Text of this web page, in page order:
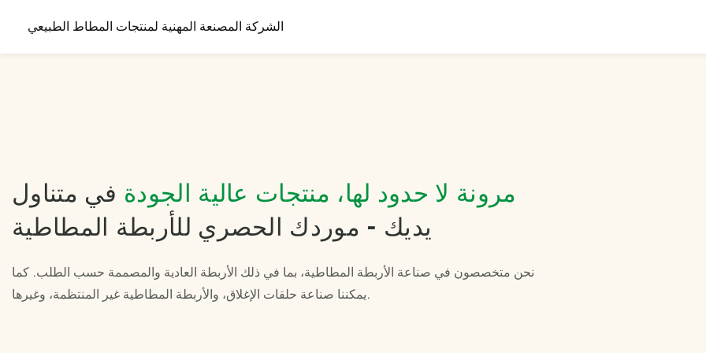
الشركة المصنعة المهنية لمنتجات المطاط الطبيعي
مرونة لا حدود لها، منتجات عالية الجودة في متناول
يديك - موردك الحصري للأربطة المطاطية
نحن متخصصون في صناعة الأربطة المطاطية، بما في ذلك الأربطة العادية والمصممة حسب الطلب. كما
يمكننا صناعة حلقات الإغلاق، والأربطة المطاطية غير المنتظمة، وغيرها.